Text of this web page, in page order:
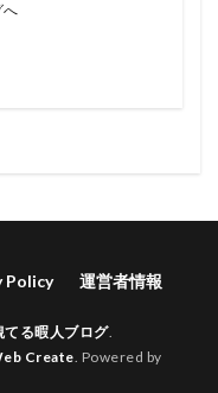
Policy 運営者情報
てる暇人ブログ.
Create . Powered by